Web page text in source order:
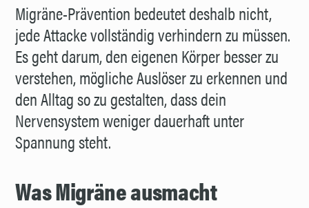
Migräne-Prävention bedeutet deshalb nicht,
jede Attacke vollständig verhindern zu müssen.
Es geht darum, den eigenen Körper besser zu
verstehen, mögliche Auslöser zu erkennen und
den Alltag so zu gestalten, dass dein
Nervensystem weniger dauerhaft unter
Spannung steht.
Was Migräne ausmacht